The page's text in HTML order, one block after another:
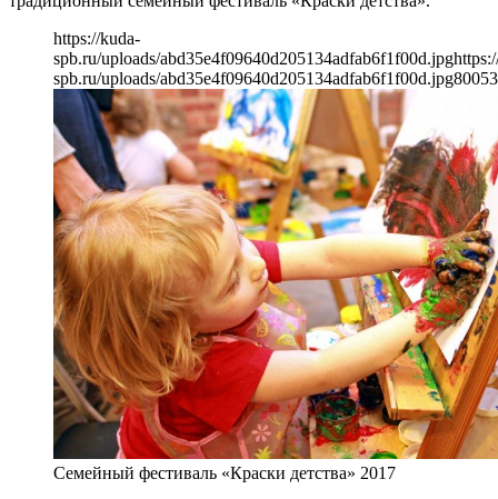
https://kuda-
spb.ru/uploads/abd35e4f09640d205134adfab6f1f00d.jpg
spb.ru/uploads/abd35e4f09640d205134adfab6f1f00d.jpg800
Семейный фестиваль «Краски детства» 2017